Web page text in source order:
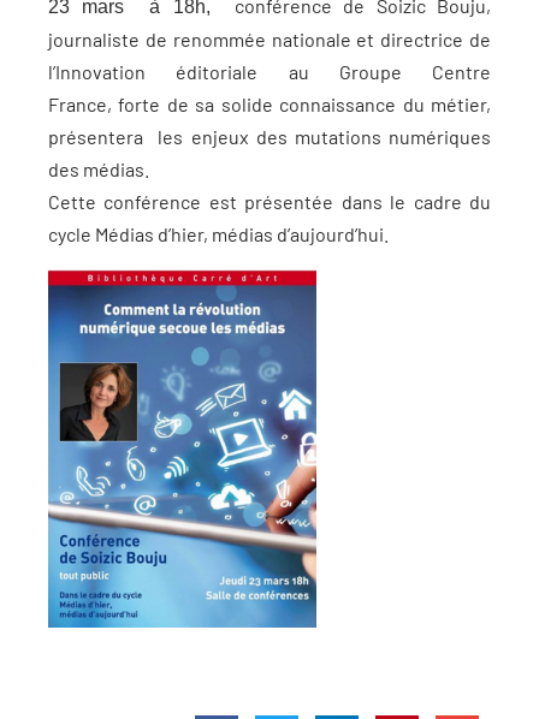
23 mars à 18h,
conférence de Soizic Bouju,
journaliste de renommée nationale et directrice de
l’Innovation éditoriale au Groupe Centre
France, forte de sa solide connaissance du métier,
présentera les enjeux des mutations numériques
des médias.
Cette conférence est présentée dans le cadre du
cycle Médias d’hier, médias d’aujourd’hui.